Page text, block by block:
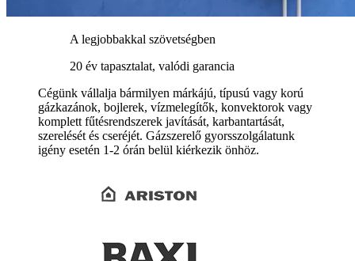
A legjobbakkal szövetségben
20 év tapasztalat, valódi garancia
Cégünk vállalja bármilyen márkájú, típusú vagy korú
gázkazánok, bojlerek, vízmelegítők, konvektorok vagy
komplett fűtésrendszerek javítását, karbantartását,
szerelését és cseréjét. Gázszerelő gyorsszolgálatunk
igény esetén 1-2 órán belül kiérkezik önhöz.